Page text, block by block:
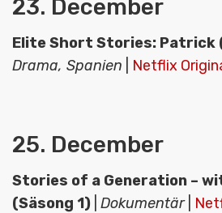
23. December
Elite Short Stories: Patrick
Drama, Spanien
Netflix
25. December
Stories of a Generation –
(Säsong 1) Dokumentär|